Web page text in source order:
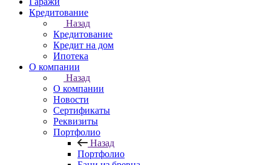
Кредитование
Назад
Кредитование
Кредит на дом
Ипотека
О компании
Назад
О компании
Новости
Сертификаты
Реквизиты
Портфолио
Назад
Портфолио